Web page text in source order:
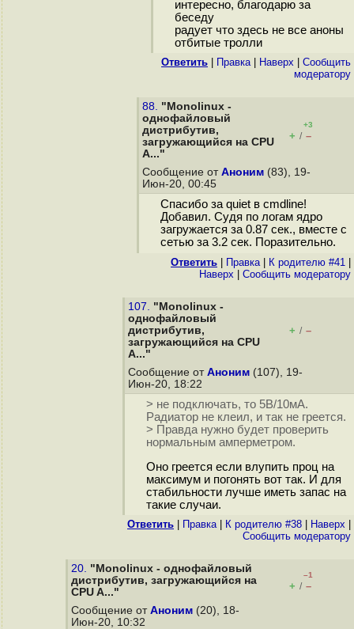
интересно, благодарю за
беседу
радует что здесь не все аноны
отбитые тролли
Ответить Правка| Наверх
Cообщить
модератору
88. "Monolinux -
однофайловый
дистрибутив,
загружающийся на CPU
A..."
+3
+ / –
Сообщение от Аноним (83), 19-
Июн-20, 00:45
Спасибо за quiet в cmdline!
Добавил. Судя по логам ядро
загружается за 0.87 сек., вместе с
сетью за 3.2 сек. Поразительно.
Ответить Правка| К родителю #41
Наверх
Cообщить модератору
107. "Monolinux -
однофайловый
дистрибутив,
загружающийся на CPU
A..."
+ / –
Сообщение от Аноним (107), 19-
Июн-20, 18:22
> не подключать, то 5В/10мА.
Радиатор не клеил, и так не греется.
> Правда нужно будет проверить
нормальным амперметром.
Оно греется если влупить проц на
максимум и погонять вот так. И для
стабильности лучше иметь запас на
такие случаи.
Ответить Правка| К родителю #38 Наверх
Cообщить модератору
20. "Monolinux - однофайловый
дистрибутив, загружающийся на
CPU A..."
–1
+ / –
Сообщение от Аноним (20), 18-
Июн-20, 10:32